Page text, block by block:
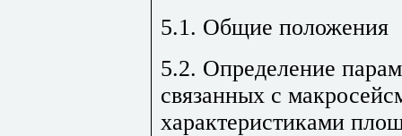
5.1. Общие положения
5.2. Определение
связанных с
характеристиками